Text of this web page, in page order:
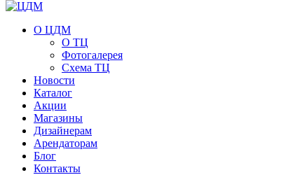
О ЦДМ
О ТЦ
Фотогалерея
Схема ТЦ
Новости
Каталог
Акции
Магазины
Дизайнерам
Арендаторам
Блог
Контакты